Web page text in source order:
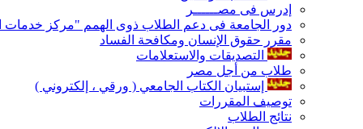
إدرس فى مصــــــر
دور الجامعة فى دعم الطلاب ذوى الهمم "مركز خدمات
مقرر حقوق الإنسان ومكافحة الفساد
التصديقات والاستعلامات
طلاب من أجل مصر
إستبيان الكتاب الجامعي ( ورقي ، إلكتروني )
توصيف المقررات
نتائج الطلاب